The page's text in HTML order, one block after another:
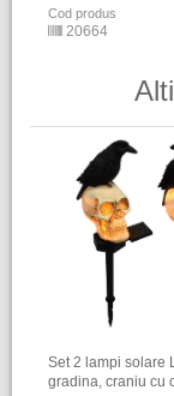
Cod produs
20664
Set 2 lampi solare
gradina, craniu cu